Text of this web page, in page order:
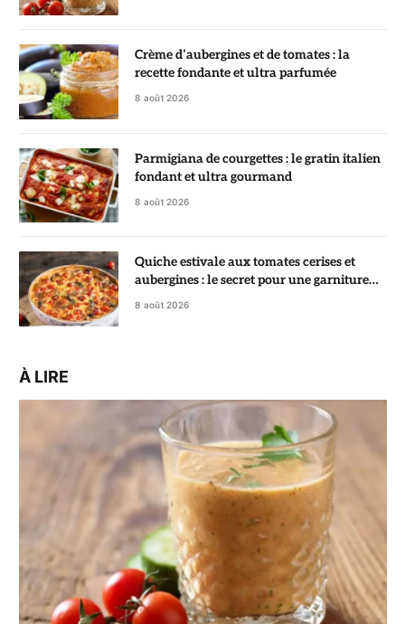
Crème d’aubergines et de tomates : la
recette fondante et ultra parfumée
8 août 2026
Parmigiana de courgettes : le gratin italien
fondant et ultra gourmand
8 août 2026
Quiche estivale aux tomates cerises et
aubergines : le secret pour une garniture
fondante
8 août 2026
À LIRE